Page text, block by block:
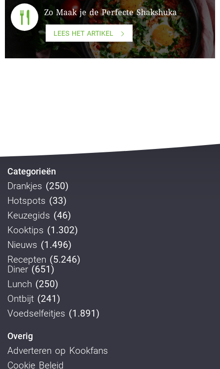
Zo Maak je de Perfecte Shakshuka
LEES HET ARTIKEL
Categorieën
Drankjes (250)
Hotspots (33)
Keuzegids (46)
Kooktips (1.302)
Nieuws (1.496)
Recepten (5.246)
Diner (651)
Lunch (250)
Ontbijt (241)
Voedselfeitjes (1.891)
Overig
Adverteren op Kookfans
Cookie Beleid